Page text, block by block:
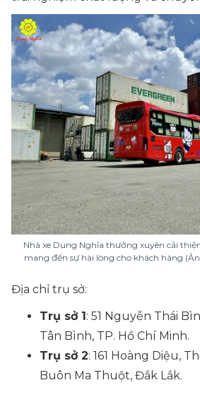
Nhà xe Dung Nghĩa thường xuyên cải
mang đến sự hài lòng cho khách hàng
Địa chỉ trụ sở:
Trụ sở 1: 51 Nguyễn Thái
Tân Bình, TP. Hồ Chí Minh.
Trụ sở 2: 161 Hoàng Diệu,
Buôn Ma Thuột, Đắk Lắk.